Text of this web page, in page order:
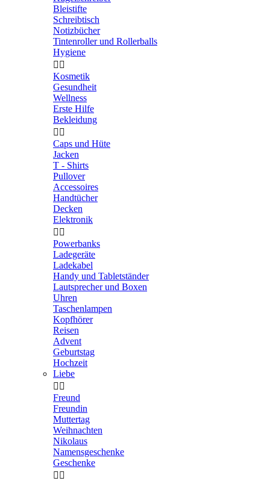
Bleistifte
Schreibtisch
Notizbücher
Tintenroller und Rollerballs
Hygiene
 
Kosmetik
Gesundheit
Wellness
Erste Hilfe
Bekleidung
 
Caps und Hüte
Jacken
T - Shirts
Pullover
Accessoires
Handtücher
Decken
Elektronik
 
Powerbanks
Ladegeräte
Ladekabel
Handy und Tabletständer
Lautsprecher und Boxen
Uhren
Taschenlampen
Kopfhörer
Reisen
Advent
Geburtstag
Hochzeit
Liebe
 
Freund
Freundin
Muttertag
Weihnachten
Nikolaus
Namensgeschenke
Geschenke
 